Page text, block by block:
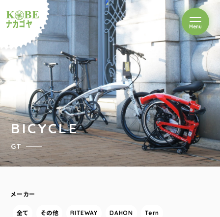
ルショップナカゴヤ
Menuを開閉
BICYCLE
GT
メーカー
全て その他 RITEWAY DAHON Tern